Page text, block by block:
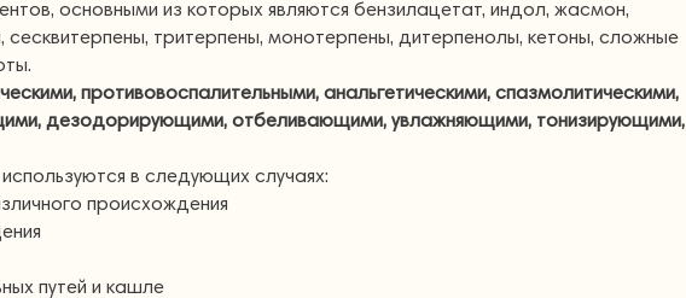
основными из которых являются бензилацетат, индол, жасмон,
тритерпены, монотерпены, дитерпенолы, кетоны, сложные
противовоспалительными, анальгетическими, спазмолитическими,
дезодорирующими, отбеливающими, увлажняющими, тонизирующими,
в следующих случаях:
происхождения
путей и кашле